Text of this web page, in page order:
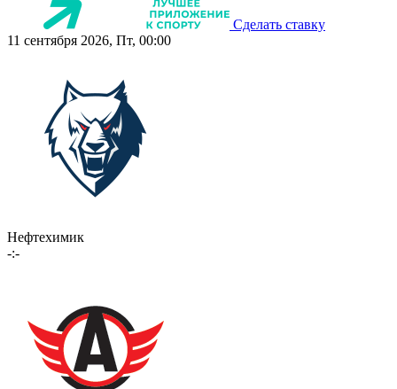
Сделать ставку
11 сентября 2026, Пт, 00:00
Нефтехимик
-:-